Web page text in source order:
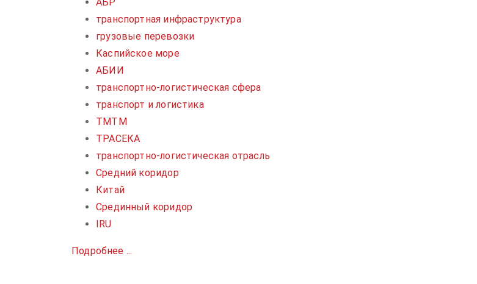
транспортная инфраструктура
грузовые перевозки
Каспийское море
АБИИ
транспортно-логистическая сфера
транспорт и логистика
ТМТМ
ТРАСЕКА
транспортно-логистическая отрасль
Средний коридор
Китай
Срединный коридор
IRU
Подробнее ...